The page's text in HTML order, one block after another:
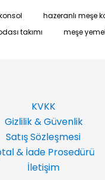
hazeranlı meşe
takımı meşe
KVKK
Gizlilik & Güvenlik
Satış Sözleşmesi
& İade Prosedürü
İletişim